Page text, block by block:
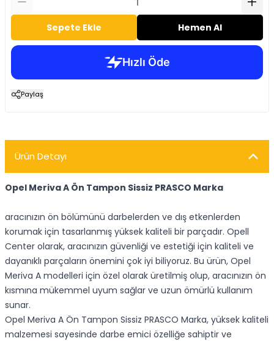
Sepete Ekle Hemen Al
Paylaş
Ürün Detayı
Opel Meriva A Ön Tampon Sissiz PRASCO Marka
aracınızın ön bölümünü darbelerden ve dış etkenlerden
korumak için tasarlanmış yüksek kaliteli bir parçadır. Opell
Center olarak, aracınızın güvenliği ve estetiği için kaliteli ve
dayanıklı parçaların önemini çok iyi biliyoruz. Bu ürün, Opel
Meriva A modelleri için özel olarak üretilmiş olup, aracınızın ön
kısmına mükemmel uyum sağlar ve uzun ömürlü kullanım
sunar.
Opel Meriva A Ön Tampon Sissiz PRASCO Marka, yüksek kaliteli
malzemesi sayesinde darbe emici özelliğe sahiptir ve